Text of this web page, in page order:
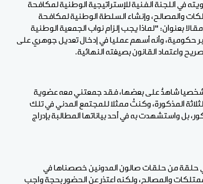
في اللجنة الفنية للإستراتيجية الوطنية لمكافحة
والمصالح، وإنشاء السلطة الوطنية لمكافحة
بعنوان: "لماذا يجب إلزام نواب الجمعية الوطنية
حكومية، وأنه أسهم عمليا في إدخال تعديل جوهري على
واعتماد القانون بصيغته النهائية.
شخصيا شاهدٌ على بعضها، فقد جمعتني معه عضوية
المذكورة، وكنتُ ممثلا للمجتمع المدني في تلك
بل واستشهدت به في أحد بياناتها المطالبة بإدراج
حلقة من حلقات صالون المدونين خصصناها في
والمصالح، ولكنه اعتذر عن الحضور بحجة واجب